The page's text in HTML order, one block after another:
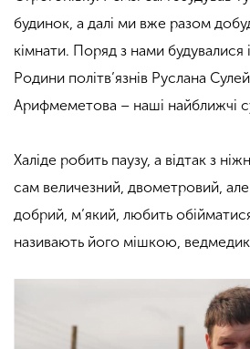
будинок, а далі ми вже разом
кімнати. Поряд з нами будувалися
Родини політв’язнів Руслана
Арифмеметова – наші найближчі
Халіде робить паузу, а відтак з
сам величезний, двометровий,
добрий, м’який, любить
називають його мішкою,